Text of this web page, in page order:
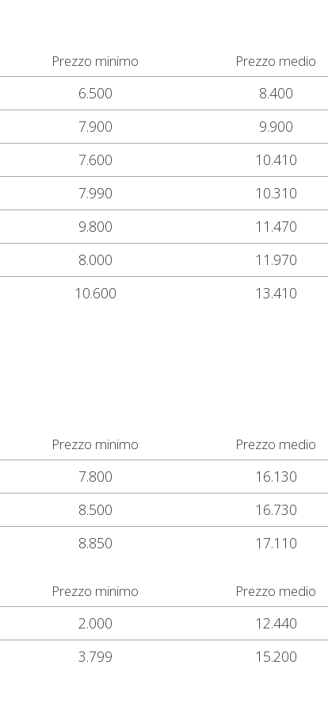
Prezzo minimo Prezzo medio
6.500 8.400
7.900 9.900
7.600 10.410
7.990 10.310
9.800 11.470
8.000 11.970
10.600 13.410
Prezzo minimo Prezzo medio
7.800 16.130
8.500 16.730
8.850 17.110
Prezzo minimo Prezzo medio
2.000 12.440
3.799 15.200